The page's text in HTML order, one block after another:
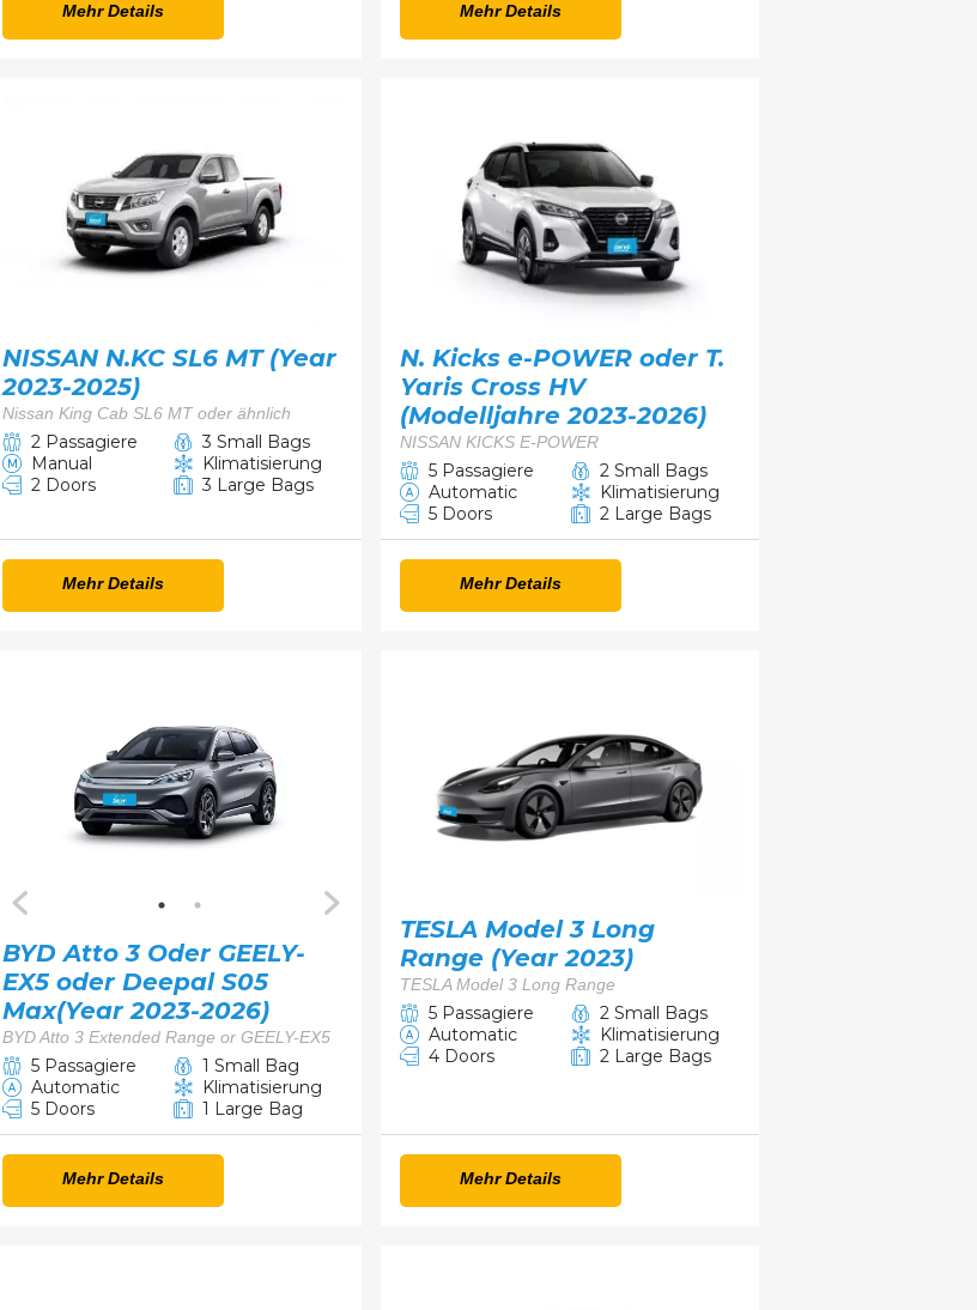
Mehr Details Mehr Details
NISSAN N.KC SL6 MT (Year
2023-2025)
Nissan King Cab SL6 MT oder ähnlich
2 Passagiere
3 Small Bags
Manual
Klimatisierung
2 Doors
3 Large Bags
Mehr Details
N. Kicks e-POWER oder T.
Yaris Cross HV
(Modelljahre 2023-2026)
NISSAN KICKS E-POWER
5 Passagiere
2 Small Bags
Automatic
Klimatisierung
5 Doors
2 Large Bags
Mehr Details
BYD Atto 3 Oder GEELY-
EX5 oder Deepal S05
Max(Year 2023-2026)
BYD Atto 3 Extended Range or GEELY-EX5
5 Passagiere
1 Small Bag
Automatic
Klimatisierung
5 Doors
1 Large Bag
Mehr Details
TESLA Model 3 Long
Range (Year 2023)
TESLA Model 3 Long Range
5 Passagiere
2 Small Bags
Automatic
Klimatisierung
4 Doors
2 Large Bags
Mehr Details